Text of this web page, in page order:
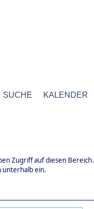
SUCHE KALENDER
Zugriff auf diesen Bereich.
unterhalb ein.